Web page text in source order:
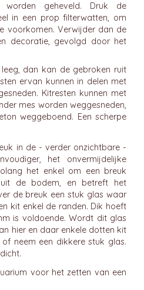
geheveld. Druk de
in een prop filterwatten, om
voorkomen. Verwijder dan de
decoratie, gevolgd door het
dan kan de gebroken ruit
ervan kunnen in delen met
Kitresten kunnen met
mes worden weggesneden,
weggeboend. Een scherpe
in de - verder onzichtbare -
het onvermijdelijke
het enkel om een breuk
de bodem, en betreft het
de breuk een stuk glas waar
kit enkel de randen. Dik hoeft
is voldoende. Wordt dit glas
hier en daar enkele dotten kit
neem een dikkere stuk glas.
voor het zetten van een